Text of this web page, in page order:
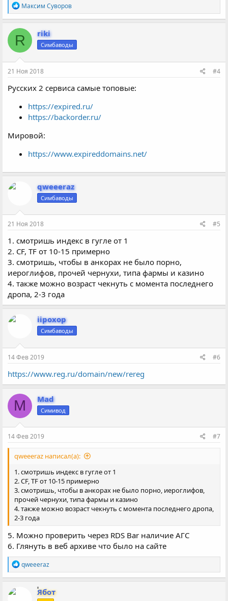
Р
е
а
к
ц
и
и
:
Максим Суворов
R riki
Симбаводы
21 Ноя 2018 #4
Русских 2 сервиса самые топовые:
https://expired.ru/
https://backorder.ru/
Мировой:
https://www.expireddomains.net/
qweeeraz
Симбаводы
21 Ноя 2018 #5
1. смотришь индекс в гугле от 1
2. CF, TF от 10-15 примерно
3. смотришь, чтобы в анкорах не было порно,
иероглифов, прочей чернухи, типа фармы и казино
4. также можно возраст чекнуть с момента последнего
дропа, 2-3 года
iipoxop
Симбаводы
14 Фев 2019 #6
https://www.reg.ru/domain/new/rereg
M Mad
Симивод
14 Фев 2019 #7
qweeeraz написал(а):
1. смотришь индекс в гугле от 1
2. CF, TF от 10-15 примерно
3. смотришь, чтобы в анкорах не было порно, иероглифов,
прочей чернухи, типа фармы и казино
4. также можно возраст чекнуть с момента последнего дропа,
2-3 года
5. Можно проверить через RDS Bar наличие АГС
6. Глянуть в веб архиве что было на сайте
Р
е
а
qweeeraz
Ябот